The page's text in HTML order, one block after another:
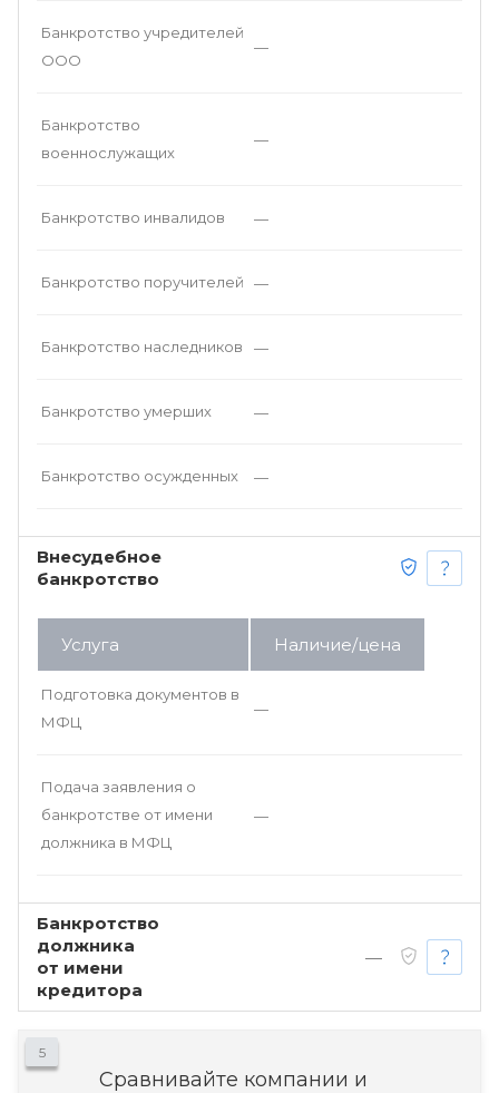
Банкротство учредителей
ООО
—
Банкротство
военнослужащих
—
Банкротство инвалидов —
Банкротство поручителей —
Банкротство наследников —
Банкротство умерших —
Банкротство осужденных —
Внесудебное
банкротство
Услуга Наличие/цена
Подготовка документов в
МФЦ
—
Подача заявления о
банкротстве от имени
должника в МФЦ
—
Банкротство
должника
от имени
кредитора
—
5
Сравнивайте компании и